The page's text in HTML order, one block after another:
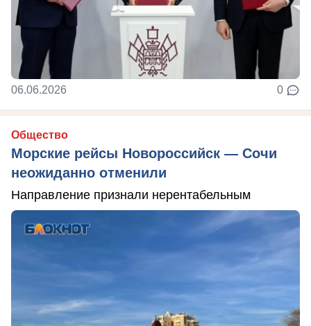
06.06.2026 0
Общество
Морские рейсы Новороссийск — Сочи
неожиданно отменили
Направление признали нерентабельным